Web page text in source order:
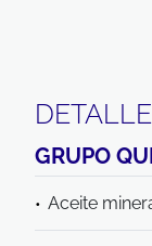
GRUPO
Aceite